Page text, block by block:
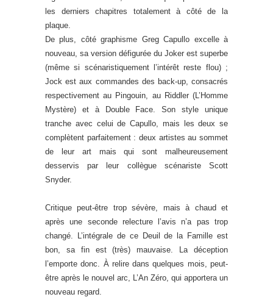
les derniers chapitres totalement à côté de la
plaque.
De plus, côté graphisme Greg Capullo excelle à
nouveau, sa version défigurée du Joker est superbe
(même si scénaristiquement l’intérêt reste flou) ;
Jock est aux commandes des back-up, consacrés
respectivement au Pingouin, au Riddler (L’Homme
Mystère) et à Double Face. Son style unique
tranche avec celui de Capullo, mais les deux se
complètent parfaitement : deux artistes au sommet
de leur art mais qui sont malheureusement
desservis par leur collègue scénariste Scott
Snyder.
Critique peut-être trop sévère, mais à chaud et
après une seconde relecture l’avis n’a pas trop
changé. L’intégrale de ce Deuil de la Famille est
bon, sa fin est (très) mauvaise. La déception
l’emporte donc. À relire dans quelques mois, peut-
être après le nouvel arc, L’An Zéro, qui apportera un
nouveau regard.